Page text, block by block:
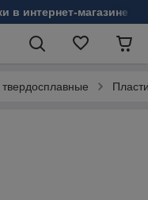
в интернет-магазине